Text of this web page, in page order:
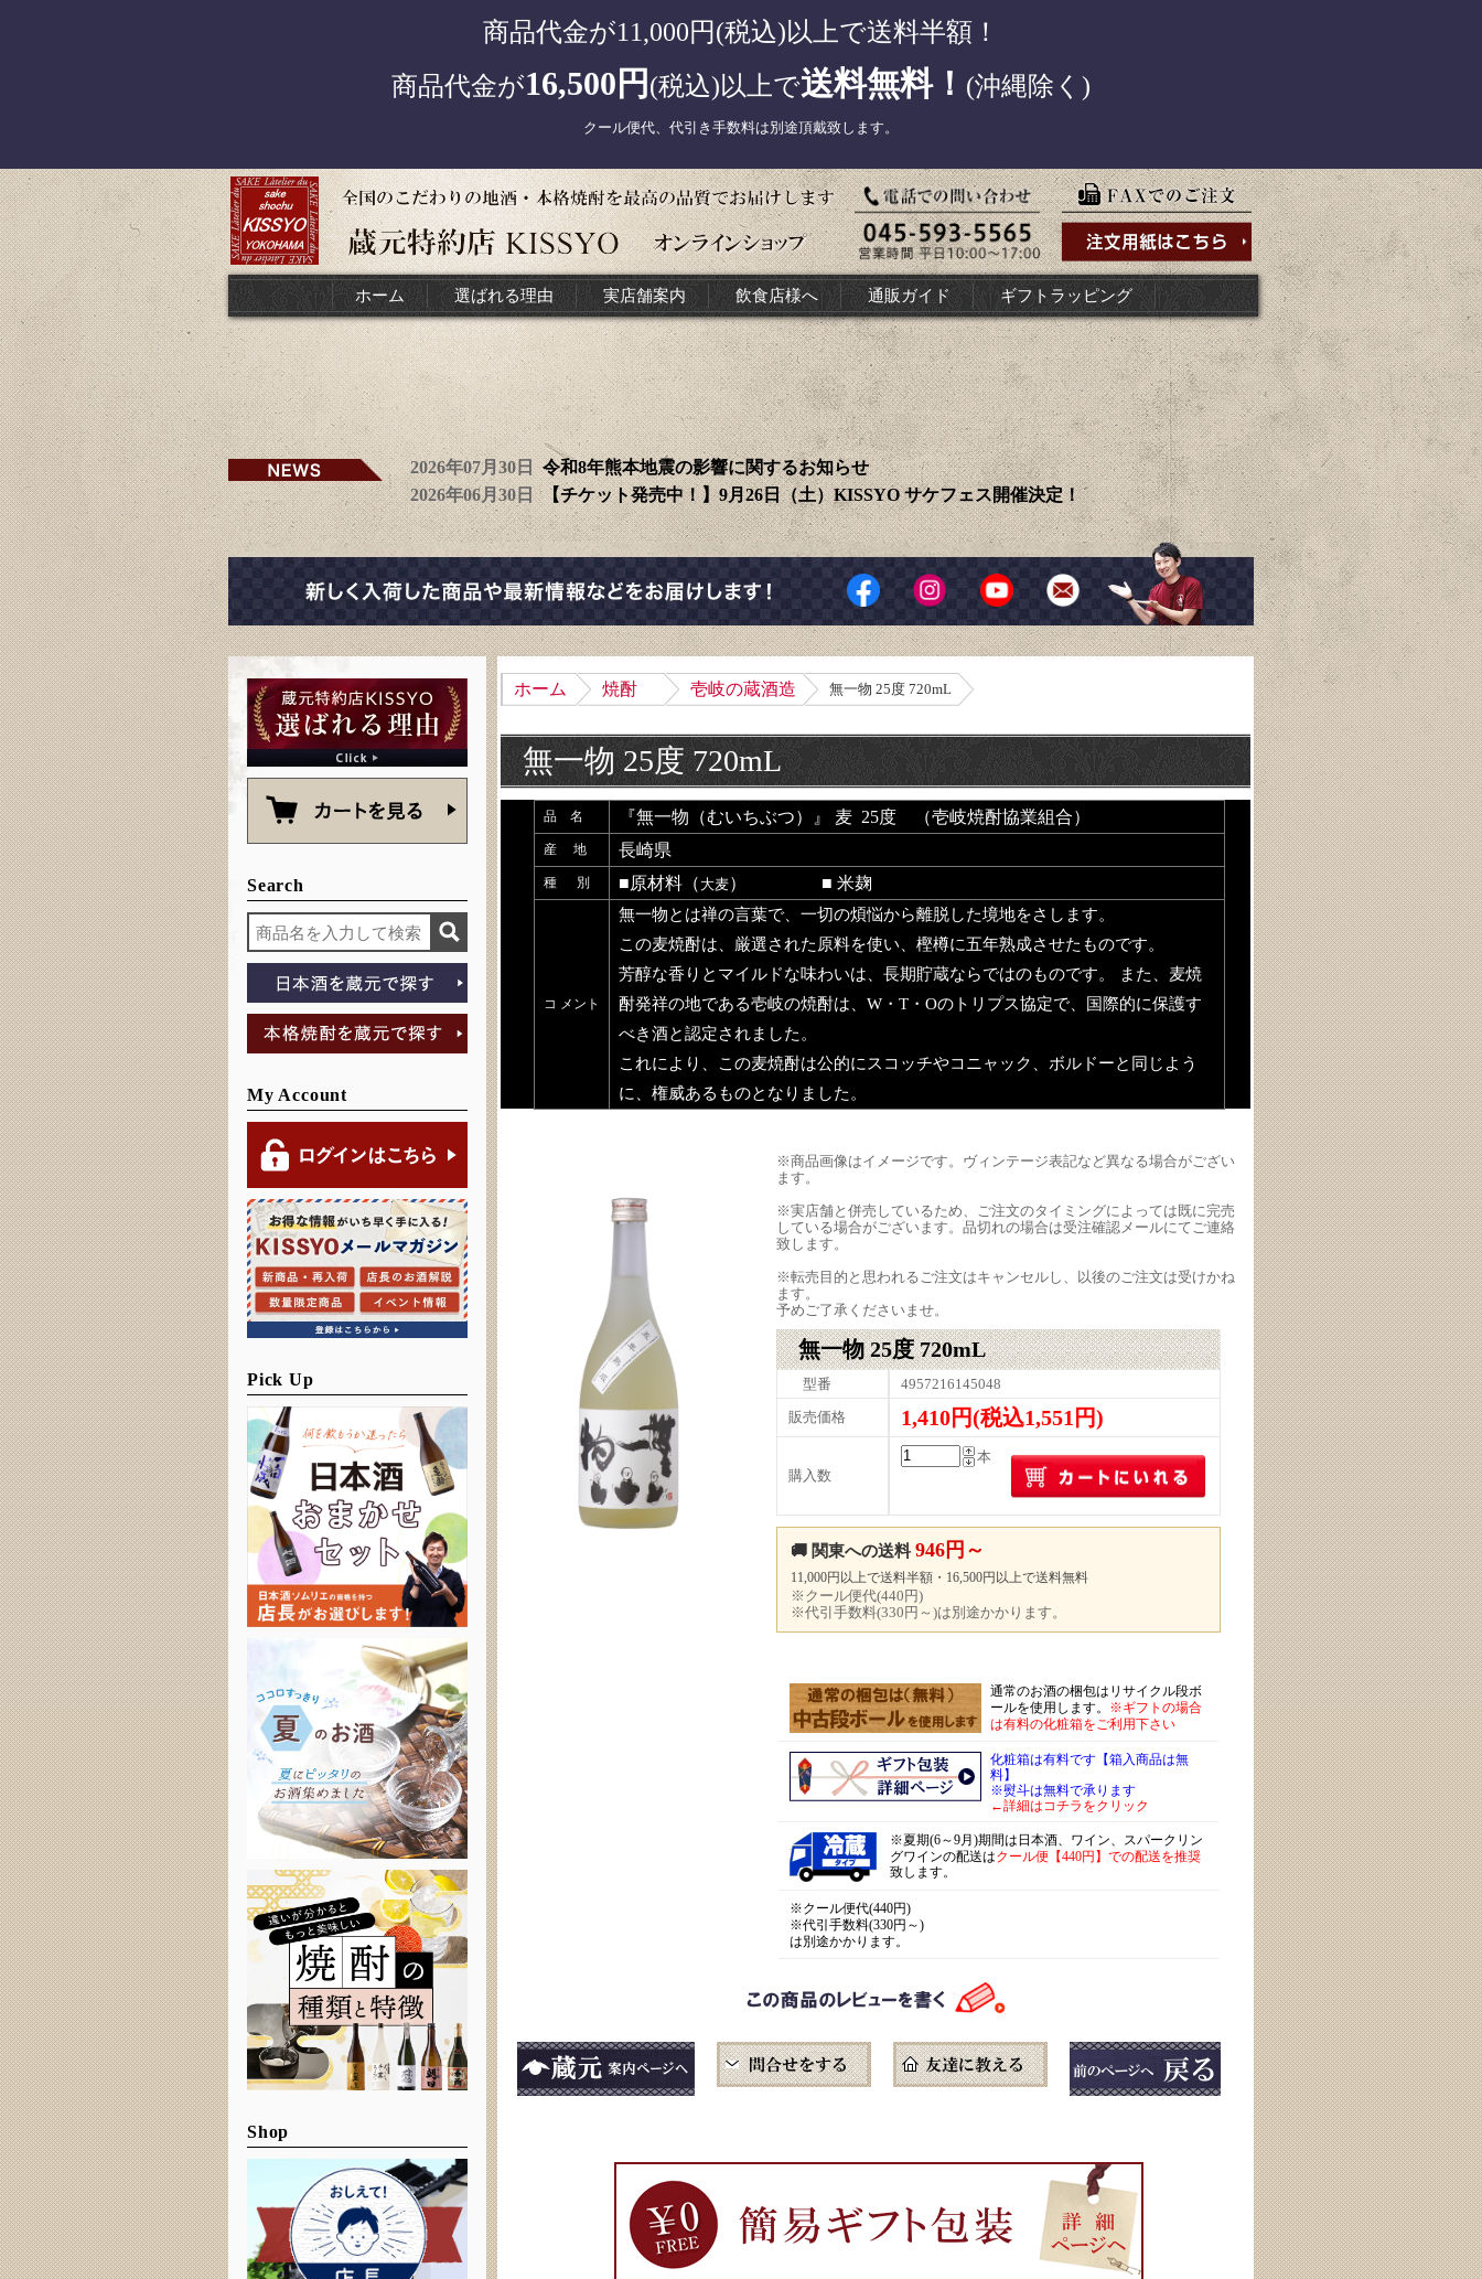
商品代金が11,000円(税込)以上で送料半額！
商品代金が16,500円 (税込)以上で送料無料！ (沖縄除く)
クール便代、代引き手数料は別途頂戴致します。
ホーム 選ばれる理由 実店舗案内 飲食店様へ 通販ガイド ギフトラッピング
2026年07月30日令和8年熊本地震の影響に関するお知らせ
2026年06月30日【チケット発売中！】9月26日（土）KISSYO サケフェス開催決定！
Search
My Account
Pick Up
Shop
ホーム 焼酎 壱岐の蔵酒造 無一物 25度 720mL
無一物 25度 720mL
品 名 『無一物（むいちぶつ）』 麦 25度 （壱岐焼酎協業組合）
産 地 長崎県
種 別 ■原材料（ 大麦） ■ 米麹
コ メント
無一物とは禅の言葉で、一切の煩悩から離脱した境地をさします。
この麦焼酎は、厳選された原料を使い、樫樽に五年熟成させたものです。
芳醇な香りとマイルドな味わいは、長期貯蔵ならではのものです。 また、麦焼
酎発祥の地である壱岐の焼酎は、W・T・Oのトリプス協定で、国際的に保護す
べき酒と認定されました。
これにより、この麦焼酎は公的にスコッチやコニャック、ボルドーと同じよう
に、権威あるものとなりました。
※商品画像はイメージです。ヴィンテージ表記など異なる場合がござい
ます。
※実店舗と併売しているため、ご注文のタイミングによっては既に完売
している場合がございます。品切れの場合は受注確認メールにてご連絡
致します。
※転売目的と思われるご注文はキャンセルし、以後のご注文は受けかね
ます。
予めご了承くださいませ。
無一物 25度 720mL
型番
4957216145048
販売価格
1,410円(税込1,551円)
購入数
本
🚚 関東への送料 946円～
11,000円以上で送料半額・16,500円以上で送料無料
※クール便代(440円)
※代引手数料(330円～)は別途かかります。
通常のお酒の梱包はリサイクル段ボ
ールを使用します。 ※ギフトの場合
は有料の化粧箱をご利用下さい
化粧箱は有料です【箱入商品は無
料】
※熨斗は無料で承ります
←詳細はコチラをクリック
※夏期(6～9月)期間は日本酒、ワイン、スパークリン
グワインの配送はクール便【440円】での配送を推奨
致します。
※クール便代(440円)
※代引手数料(330円～)
は別途かかります。